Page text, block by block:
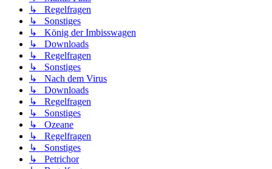
↳ Regelfragen
↳ Sonstiges
↳ König der Imbisswagen
↳ Downloads
↳ Regelfragen
↳ Sonstiges
↳ Nach dem Virus
↳ Downloads
↳ Regelfragen
↳ Sonstiges
↳ Ozeane
↳ Regelfragen
↳ Sonstiges
↳ Petrichor